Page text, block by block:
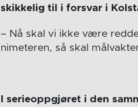
skikkelig til i forsvar i
– Nå skal vi ikke være
nimeteren, så skal
I serieoppgjøret i den